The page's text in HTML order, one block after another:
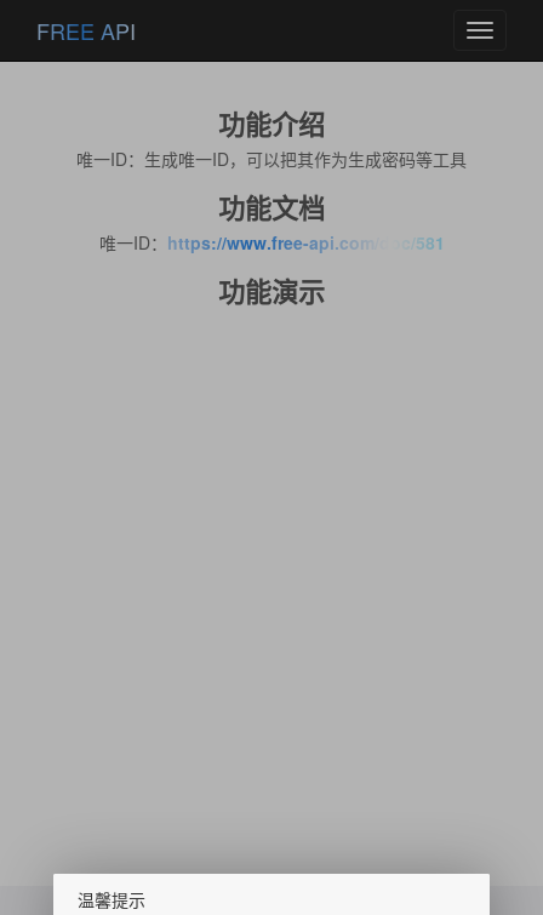
Toggle
FREE API
功能介绍
唯一ID：生成唯一ID，可以把其作为生成密码等工具
功能文档
唯一ID： https://www.free-api.com/doc/581
功能演示
温馨提示